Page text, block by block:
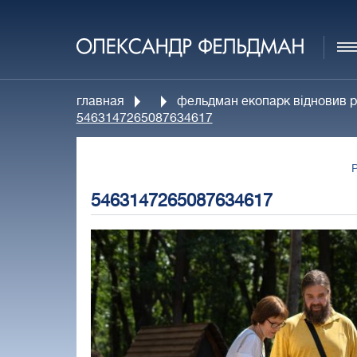
главная
фельдман екопарк відновив
5463147265087634617
5463147265087634617